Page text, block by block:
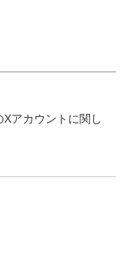
Xアカウントに関し